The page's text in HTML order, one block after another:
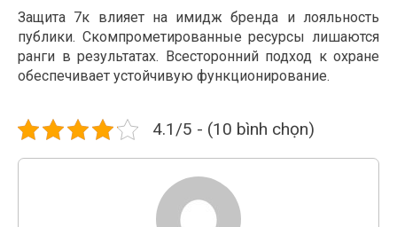
Защита 7к влияет на имидж бренда и лояльность
публики. Скомпрометированные ресурсы лишаются
ранги в результатах. Всесторонний подход к охране
обеспечивает устойчивую функционирование.
4.1/5 - (10 bình chọn)